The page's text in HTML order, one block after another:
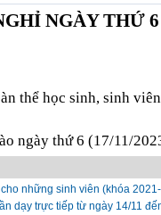
NGÀY THỨ
thể học sinh, sinh
ngày thứ 6 (17/11/
những sinh viên (khóa
dạy trực tiếp từ ngày 14/11